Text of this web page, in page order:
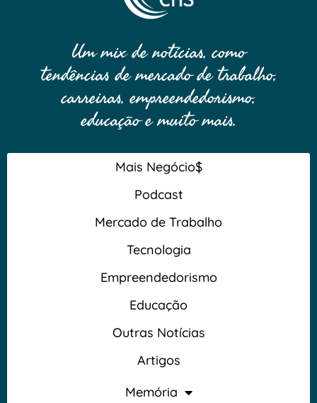
Um mix de notícias, como
tendências de mercado de trabalho,
carreiras, empreendedorismo,
educação e muito mais.
Mais Negócio$
Podcast
Mercado de Trabalho
Tecnologia
Empreendedorismo
Educação
Outras Notícias
Artigos
Memória